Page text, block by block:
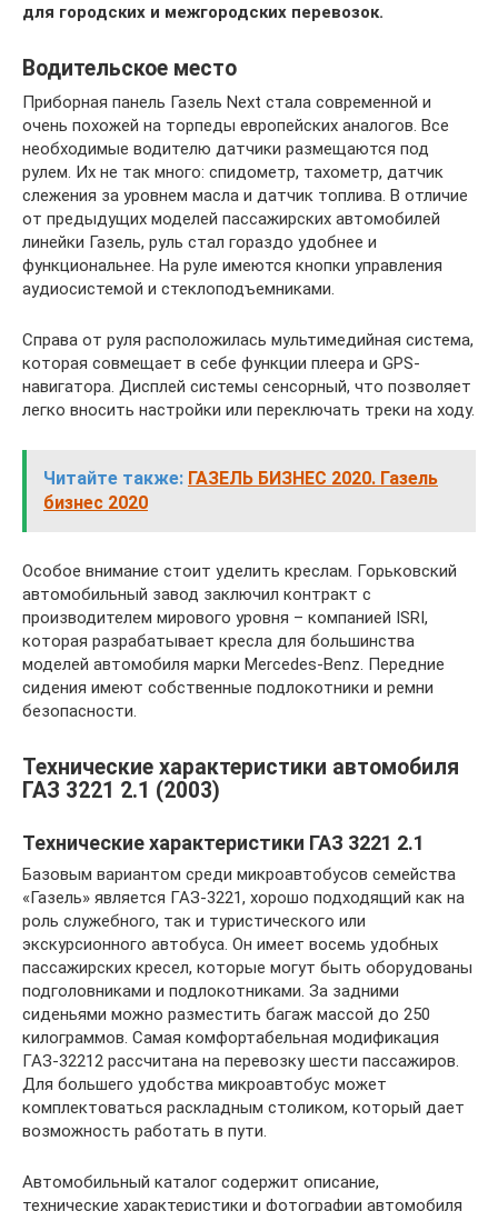
для городских и межгородских перевозок.
Водительское место
Приборная панель Газель Next стала современной и
очень похожей на торпеды европейских аналогов. Все
необходимые водителю датчики размещаются под
рулем. Их не так много: спидометр, тахометр, датчик
слежения за уровнем масла и датчик топлива. В отличие
от предыдущих моделей пассажирских автомобилей
линейки Газель, руль стал гораздо удобнее и
функциональнее. На руле имеются кнопки управления
аудиосистемой и стеклоподъемниками.
Справа от руля расположилась мультимедийная система,
которая совмещает в себе функции плеера и GPS-
навигатора. Дисплей системы сенсорный, что позволяет
легко вносить настройки или переключать треки на ходу.
Читайте также: ГАЗЕЛЬ БИЗНЕС 2020. Газель
бизнес 2020
Особое внимание стоит уделить креслам. Горьковский
автомобильный завод заключил контракт с
производителем мирового уровня – компанией ISRI,
которая разрабатывает кресла для большинства
моделей автомобиля марки Mercedes-Benz. Передние
сидения имеют собственные подлокотники и ремни
безопасности.
Технические характеристики автомобиля
ГАЗ 3221 2.1 (2003)
Технические характеристики ГАЗ 3221 2.1
Базовым вариантом среди микроавтобусов семейства
«Газель» является ГАЗ-3221, хорошо подходящий как на
роль служебного, так и туристического или
экскурсионного автобуса. Он имеет восемь удобных
пассажирских кресел, которые могут быть оборудованы
подголовниками и подлокотниками. За задними
сиденьями можно разместить багаж массой до 250
килограммов. Самая комфортабельная модификация
ГАЗ-32212 рассчитана на перевозку шести пассажиров.
Для большего удобства микроавтобус может
комплектоваться раскладным столиком, который дает
возможность работать в пути.
Автомобильный каталог содержит описание,
технические характеристики и фотографии автомобиля